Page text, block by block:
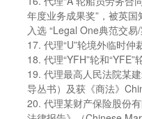
年度业务成果奖”，被英
入选 “Legal One典范交易
17. 代理“U”轮境外临时仲
18. 代理“YFH”轮和
19. 代理最高人民法院某
导丛书）及获《商法》
20. 代理某财产保险股份